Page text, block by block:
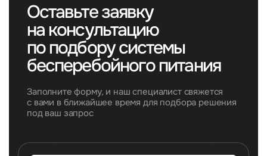
Оставьте заявку
на консультацию
по подбору системы
бесперебойного питания
Заполните форму, и наш специалист свяжется
с вами в ближайшее время для подбора решения
под ваш запрос